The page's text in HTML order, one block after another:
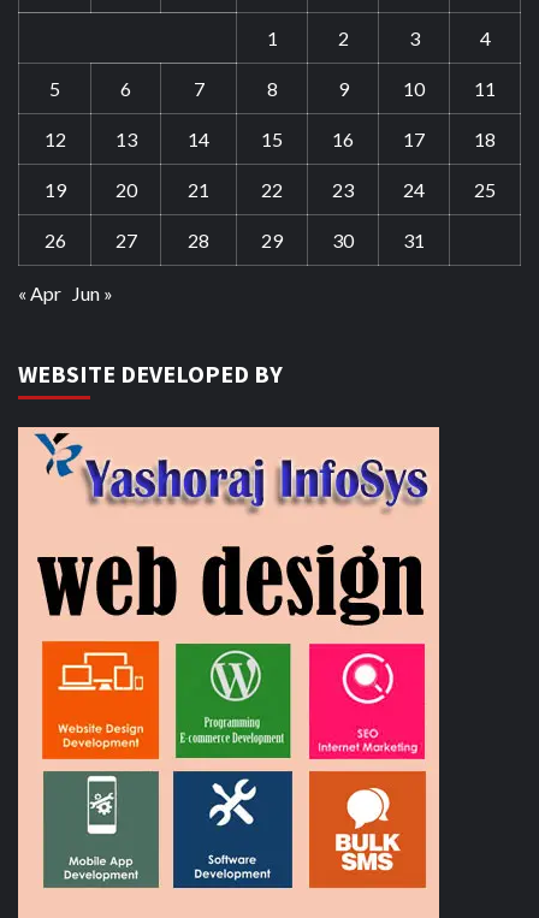
1 2 3 4
5 6 7 8 9 10 11
12 13 14 15 16 17 18
19 20 21 22 23 24 25
26 27 28 29 30 31
« Apr Jun »
WEBSITE DEVELOPED BY